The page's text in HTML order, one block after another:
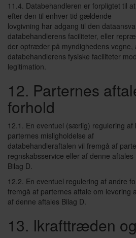
11.4. Databehandleren er forpligtet til
efter den til enhver tid gældende
lovgivning har adgang til den
databehandlerens faciliteter, eller
der optræder på myndighedens vegne,
databehandlerens fysiske faciliteter
legitimation.
12. Parternes
forhold
12.1. En eventuel (særlig) regulering af
parternes misligholdelse af
databehandleraftalen vil fremgå af
regnskabsservice eller af denne aftales
Bilag D.
12.2. En eventuel regulering af andre
fremgå af parternes aftale om levering
af denne aftales Bilag D.
13. Ikrafttræden